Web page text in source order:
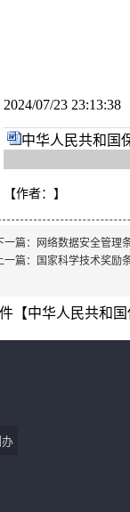
2024/07/23
中华人民共和国
【作者： 】
下一篇：
网络数据安全管理
一篇：
国家科学技术奖励
【中华人民共和